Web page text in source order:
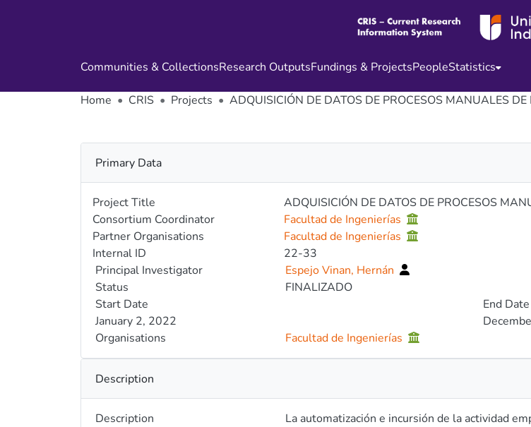
Communities & CollectionsResearch OutputsFundings & ProjectsPeopleStatistics
Home CRIS Projects ADQUISICIÓN DE DATOS DE PROCESOS MANUALES
Primary Data
Project Title
ADQUISICIÓN DE DATOS DE PROCESOS
Consortium Coordinator
Facultad de Ingenierías
Partner Organisations
Facultad de Ingenierías
Internal ID
22-33
Principal Investigator
Espejo Vinan, Hernán
Status
FINALIZADO
Start Date
January 2, 2022
End Date
Organisations
Facultad de Ingenierías
Description
Description
La automatización e incursión de la actividad